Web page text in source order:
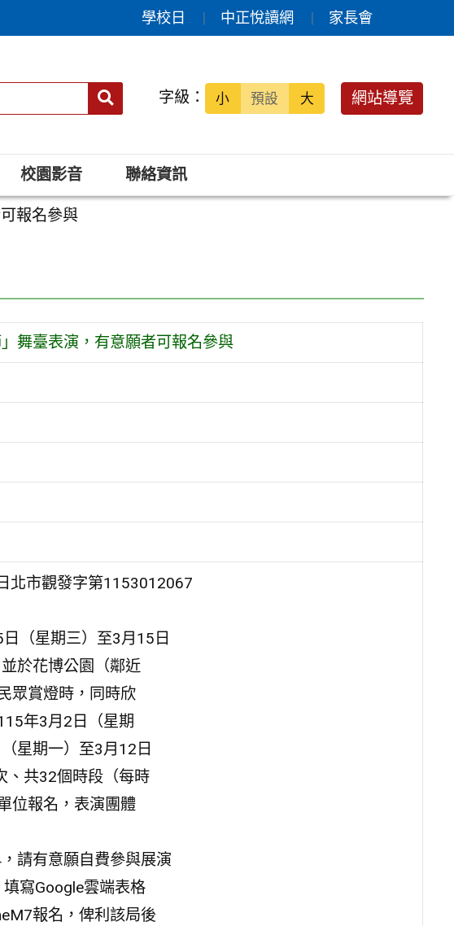
學校日 中正悅讀網 家長會
送出 字級： 小 預設 大 網站導覽
校園影音 聯絡資訊
報名參與
舞臺表演，有意願者可報名參與
北市觀發字第1153012067
（星期三）至3月15日
於花博公園（鄰近
眾賞燈時，同時欣
年3月2日（星期
星期一）至3月12日
、共32個時段（每時
位報名，表演團體
請有意願自費參與展演
寫Google雲端表格
報名，俾利該局後